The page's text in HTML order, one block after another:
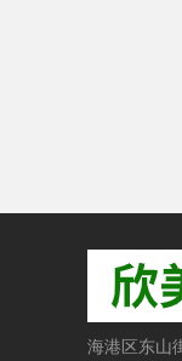
海港区东山